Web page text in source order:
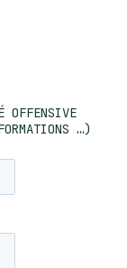
OFFENSIVE
…)